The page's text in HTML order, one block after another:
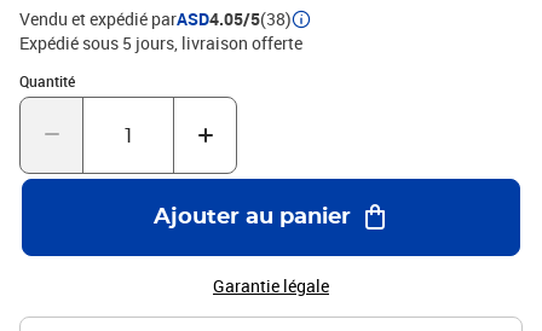
Vendu et expédié parASD4.05/5(38)
Expédié sous 5 jours livraison offerte
Quantité
Quantité : 1
Ajouter au panier
Garantie légale